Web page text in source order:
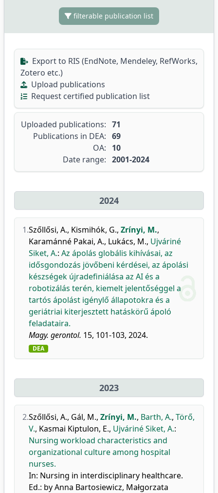
filterable publication list
Export to RIS (EndNote, Mendeley, RefWorks,
Zotero etc.)
Upload publications
Request certified publication list
Uploaded publications: 71
Publications in DEA: 69
OA:
10
Date range: 2001-2024
2024
1.Szőllősi, A., Kismihók, G., Zrínyi, M.,
Karamánné Pakai, A., Lukács, M., Ujváriné
Siket, A.: Az ápolás globális kihívásai, az
idősgondozás jövőbeni kérdései, az ápolási
készségek újradefiniálása az AI és a
robotizálás terén, kiemelt jelentőséggel a
tartós ápolást igénylő állapotokra és a
geriátriai kiterjesztett hatáskörű ápoló
feladataira.
Magy. gerontol. 15, 101-103, 2024.
DEA
2023
2.Szőllősi, A., Gál, M., Zrínyi, M., Barth, A., Törő,
V., Kasmai Kiptulon, E., Ujváriné Siket, A.:
Nursing workload characteristics and
organizational culture among hospital
nurses.
In: Nursing in interdisciplinary healthcare.
Ed.: by Anna Bartosiewicz, Małgorzata